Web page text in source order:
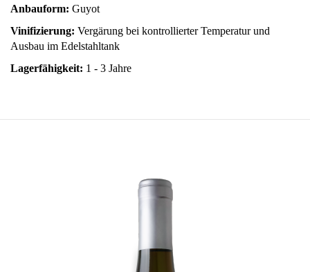
Anbauform: Guyot
Vinifizierung: Vergärung bei kontrollierter Temperatur und
Ausbau im Edelstahltank
Lagerfähigkeit: 1 - 3 Jahre